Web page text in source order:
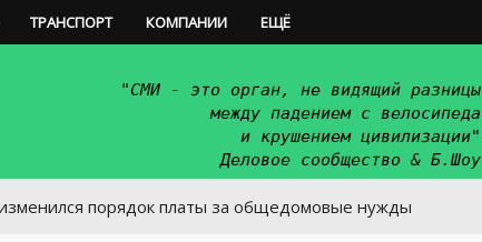
ТРАНСПОРТ КОМПАНИИ ЕЩЁ
"СМИ - это орган, не видящий разницы
между падением с велосипеда
и крушением цивилизации"
Деловое сообщество & Б.Шоу
платы за общедомовые нужды